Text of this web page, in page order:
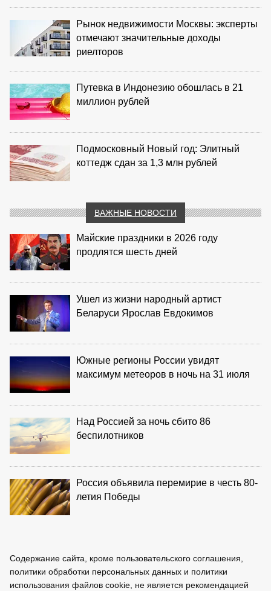
Рынок недвижимости Москвы: эксперты
отмечают значительные доходы
риелторов
Путевка в Индонезию обошлась в 21
миллион рублей
Подмосковный Новый год: Элитный
коттедж сдан за 1,3 млн рублей
ВАЖНЫЕ НОВОСТИ
Майские праздники в 2026 году
продлятся шесть дней
Ушел из жизни народный артист
Беларуси Ярослав Евдокимов
Южные регионы России увидят
максимум метеоров в ночь на 31 июля
Над Россией за ночь сбито 86
беспилотников
Россия объявила перемирие в честь 80-
летия Победы
Содержание сайта, кроме пользовательского соглашения,
политики обработки персональных данных и политики
использования файлов cookie, не является рекомендацией